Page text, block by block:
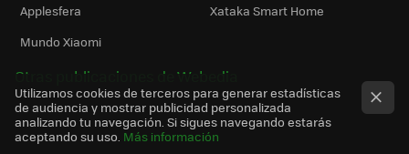
Applesfera
Xataka Smart Home
Mundo Xiaomi
Otras publicaciones de Webedia
Utilizamos cookies de terceros para generar estadísticas
de audiencia y mostrar publicidad personalizada
analizando tu navegación. Si sigues navegando estarás
aceptando su uso. Más información